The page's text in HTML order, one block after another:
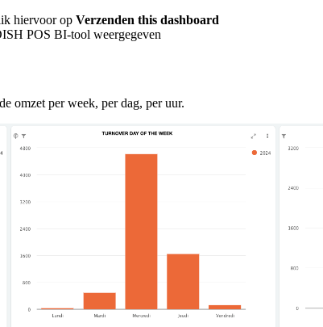
hiervoor op Verzenden this dashboard
POS BI-tool weergegeven
omzet per week, per dag, per uur.